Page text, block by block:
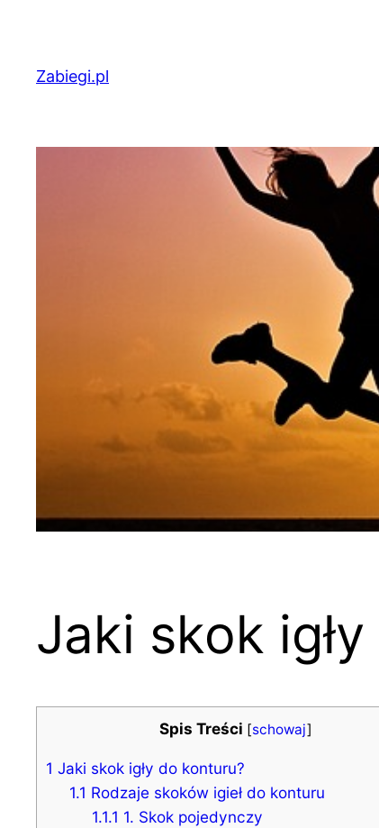
treściZabiegi.pl
Jaki skok
Spis Treści [schowaj]
1 Jaki skok igły do konturu?
1.1 Rodzaje skoków igieł do konturu
1.1.1 1. Skok pojedynczy